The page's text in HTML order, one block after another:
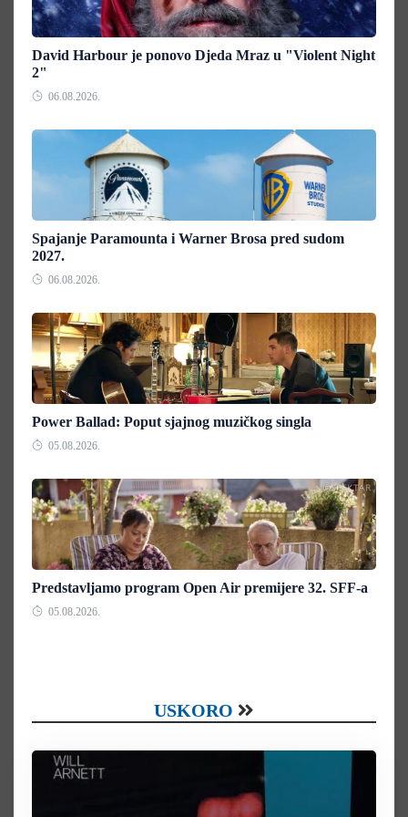
David Harbour je ponovo Djeda Mraz u "Violent Night
2"
06.08.2026.
Spajanje Paramounta i Warner Brosa pred sudom
2027.
06.08.2026.
Power Ballad: Poput sjajnog muzičkog singla
05.08.2026.
Predstavljamo program Open Air premijere 32. SFF-a
05.08.2026.
USKORO